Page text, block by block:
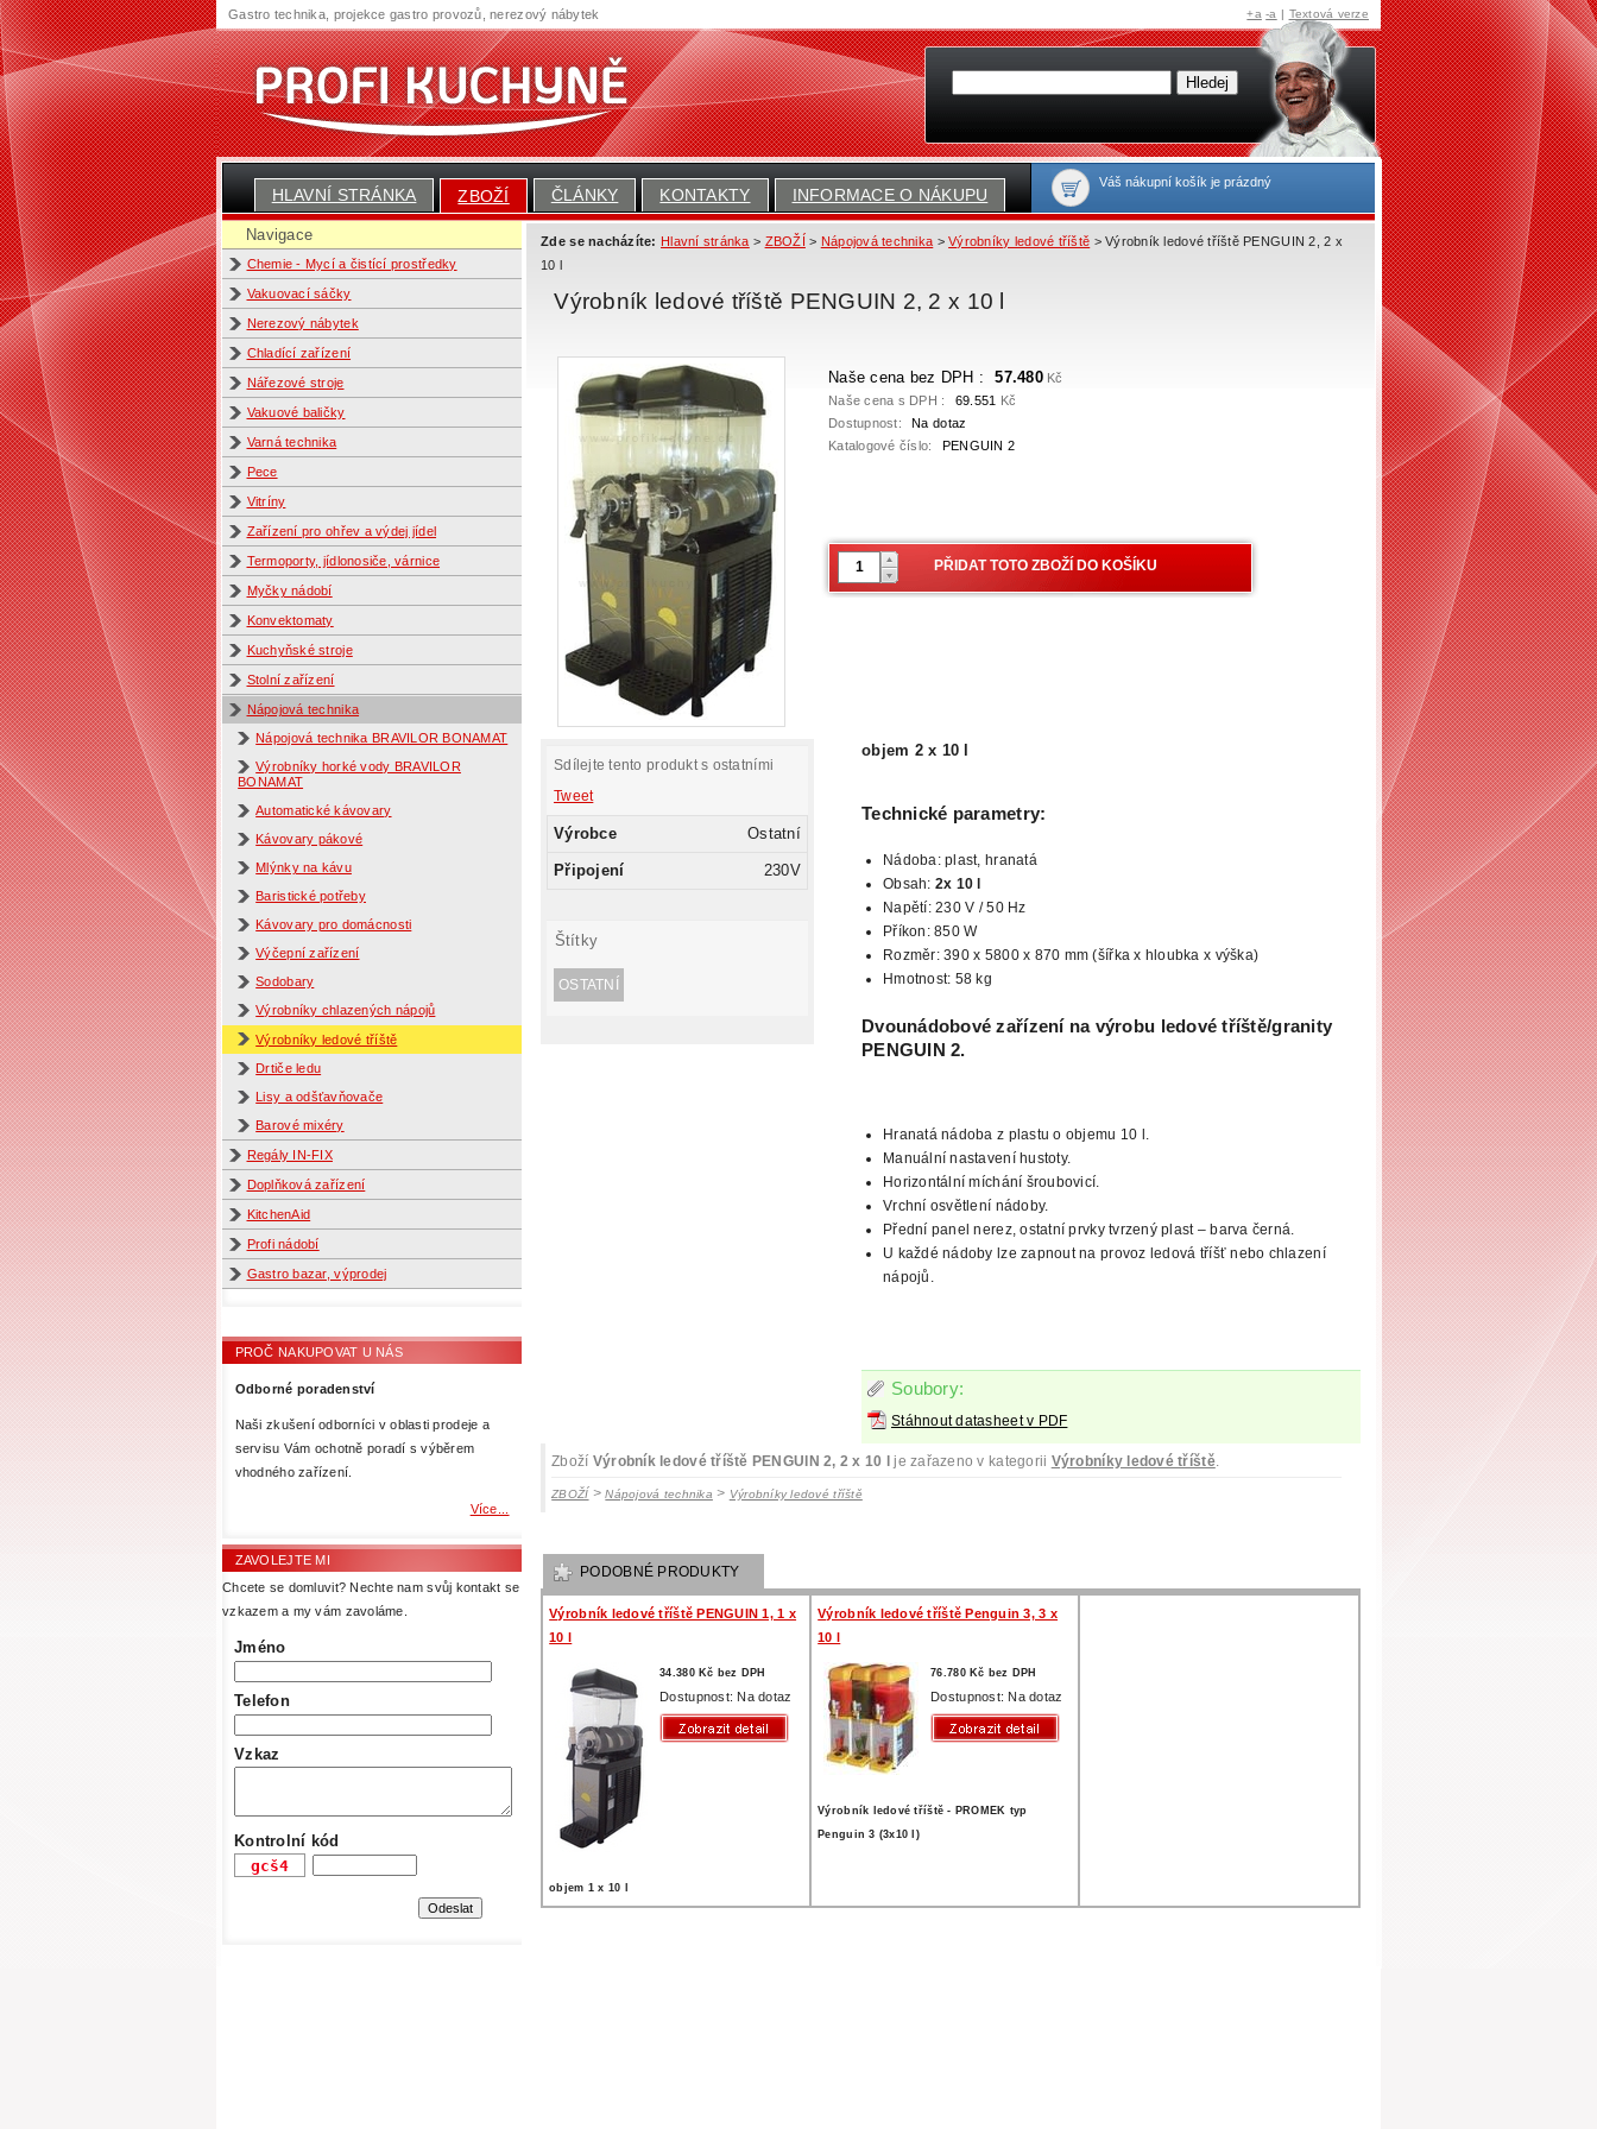
HLAVNÍ STRÁNKA ZBOŽÍ ČLÁNKY KONTAKTY INFORMACE O NÁKUPU
Váš nákupní košík je prázdný
Navigace
Chemie - Mycí a čistící prostředky
Vakuovací sáčky
Nerezový nábytek
Chladící zařízení
Nářezové stroje
Vakuové baličky
Varná technika
Pece
Vitríny
Zařízení pro ohřev a výdej jídel
Termoporty, jídlonosiče, várnice
Myčky nádobí
Konvektomaty
Kuchyňské stroje
Stolní zařízení
Nápojová technika
Nápojová technika BRAVILOR BONAMAT
Výrobníky horké vody BRAVILOR
BONAMAT
Automatické kávovary
Kávovary pákové
Mlýnky na kávu
Baristické potřeby
Kávovary pro domácnosti
Výčepní zařízení
Sodobary
Výrobníky chlazených nápojů
Výrobníky ledové tříště
Drtiče ledu
Lisy a odšťavňovače
Barové mixéry
Regály IN-FIX
Doplňková zařízení
KitchenAid
Profi nádobí
Gastro bazar, výprodej
PROČ NAKUPOVAT U NÁS
Odborné poradenství
Naši zkušení odborníci v oblasti prodeje a
servisu Vám ochotně poradí s výběrem
vhodného zařízení.
Více...
ZAVOLEJTE MI
Chcete se domluvit? Nechte nam svůj kontakt se
vzkazem a my vám zavoláme.
Jméno
Telefon
Vzkaz
Kontrolní kód
Zde se nacházíte: Hlavní stránka > ZBOŽÍ > Nápojová technika >Výrobníky ledové tříště > Výrobník ledové tříště PENGUIN 2, 2 x
10 l
Výrobník ledové tříště PENGUIN 2, 2 x 10 l
Naše cena bez DPH : 57.480Kč
Naše cena s DPH :
69.551 Kč
Dostupnost:
Na dotaz
Katalogové číslo:
PENGUIN 2
Sdílejte tento produkt s ostatními
Tweet
Výrobce Ostatní
Připojení 230V
Štítky
OSTATNÍ
objem 2 x 10 l
Technické parametry:
Nádoba:plast, hranatá
Obsah: 2x 10 l
Napětí: 230 V / 50 Hz
Příkon: 850 W
Rozměr: 390 x 5800 x 870 mm (šířka x hloubka x výška)
Hmotnost: 58 kg
Dvounádobové zařízení na výrobu ledové tříště/granity
PENGUIN 2.
Hranatá nádoba z plastu o objemu 10 l.
Manuální nastavení hustoty.
Horizontální míchání šroubovicí.
Vrchní osvětlení nádoby.
Přední panel nerez, ostatní prvky tvrzenýplast – barva černá.
U každé nádoby lze zapnout na provoz ledová tříšť nebo chlazení
nápojů.
Soubory:
Stáhnout datasheet v PDF
Zboží Výrobník ledové tříště PENGUIN 2, 2 x 10 l je zařazeno v kategorii Výrobníky ledové tříště.
ZBOŽÍ >Nápojová technika > Výrobníky ledové tříště
PODOBNÉ PRODUKTY
Výrobník ledové tříště PENGUIN 1, 1 x
10 l
34.380 Kč bez DPH
Dostupnost: Na dotaz
objem 1 x 10 l
Výrobník ledové tříště Penguin 3, 3 x
10 l
76.780 Kč bez DPH
Dostupnost: Na dotaz
Výrobník ledové tříště - PROMEK typ
Penguin 3 (3x10 l)
Gastro technika, projekce gastro provozů, nerezový nábytek +a -a | Textová verze